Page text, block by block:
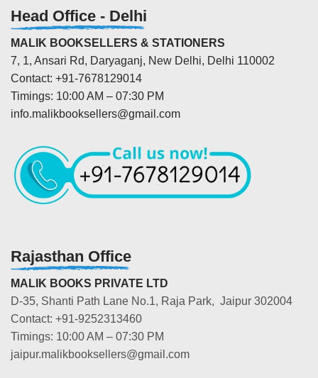
Head Office - Delhi
MALIK BOOKSELLERS & STATIONERS
7, 1, Ansari Rd, Daryaganj, New Delhi, Delhi 110002
Contact: +91-7678129014
Timings: 10:00 AM – 07:30 PM
info.malikbooksellers@gmail.com
Rajasthan Office
MALIK BOOKS PRIVATE LTD
D-35, Shanti Path Lane No.1, Raja Park, Jaipur 302004
Contact: +91-9252313460
Timings: 10:00 AM – 07:30 PM
jaipur.malikbooksellers@gmail.com